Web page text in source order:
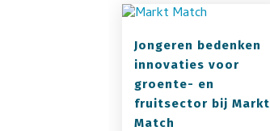
Jongeren bedenken
innovaties voor
groente- en
fruitsector bij Markt
Match